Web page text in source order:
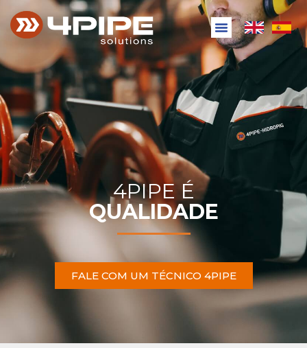
4PIPE É
QUALIDADE
FALE COM UM TÉCNICO 4PIPE